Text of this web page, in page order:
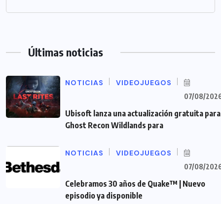
Últimas noticias
NOTICIAS VIDEOJUEGOS
07/08/
Ubisoft lanza una actualización gratuita para
Ghost Recon Wildlands para
NOTICIAS VIDEOJUEGOS
07/08/
Celebramos 30 años de Quake™ | Nuevo
episodio ya disponible